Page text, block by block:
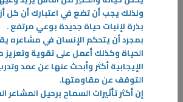
ولذلك يجب أن تضع في اعتبارك أن كل
بذرة لإنبات حياة جديدة بوعي مرتفع.
بمجرد أن يتحكم الإنسان في مشاعره
الحياة وكذلك أعمل على تقوية
الإيجابية أكثر وأبحث عنها عن عمد
التوقف عن مقاومتها.
إن أكثر تأثيرات السماح برحيل المشاعر